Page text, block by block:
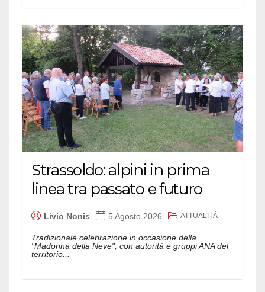
Strassoldo: alpini in prima
linea tra passato e futuro
Livio Nonis 5 Agosto 2026 ATTUALITÀ
Tradizionale celebrazione in occasione della
"Madonna della Neve", con autorità e gruppi ANA del
territorio...